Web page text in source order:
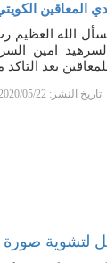
المعاقين
الله العظيم
امين
بعد
تاريخ النشر: 05/22
لتشوية صورة